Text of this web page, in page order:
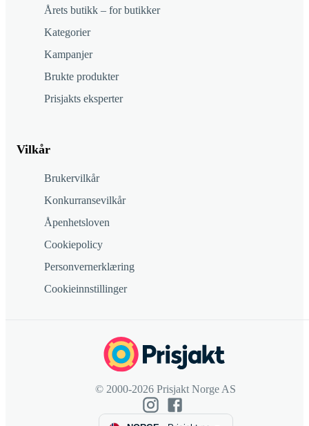
Årets butikk – for butikker
Kategorier
Kampanjer
Brukte produkter
Prisjakts eksperter
Vilkår
Brukervilkår
Konkurransevilkår
Åpenhetsloven
Cookiepolicy
Personvernerklæring
Cookieinnstillinger
© 2000-2026 Prisjakt Norge AS